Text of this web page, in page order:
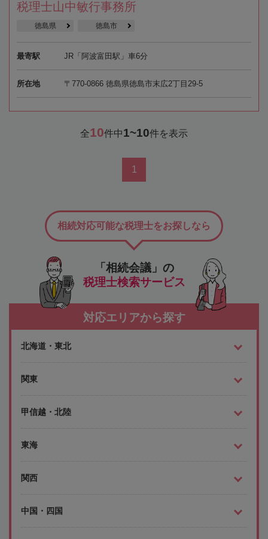
税理士山中敏行事務所
徳島県 徳島市
最寄駅 JR「阿波富田駅」車6分
所在地 〒770-0866 徳島県徳島市末広2丁目29-5
全10件中1~10件を表示
1
「相続会議」の
税理士検索サービス
相続対応可能な税理士をお探しなら
対応エリアから探す
北海道・東北
関東
甲信越・北陸
東海
関西
中国・四国